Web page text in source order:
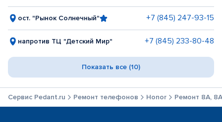
ост. "Рынок Солнечный" +7 (845) 247-93-15
напротив ТЦ "Детский Мир" +7 (845) 233-80-48
Показать все (10)
Сервис Pedant.ru Ремонт телефонов Honor Ремонт 8A,